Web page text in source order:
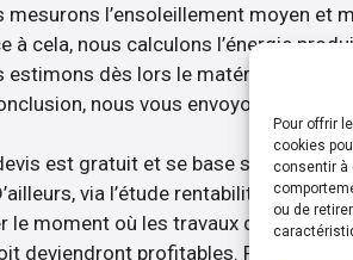
Pour offrir
cookies
consentir à
ou de
mesurons l’ensoleillement moyen et
à cela, nous calculons l’énergie
estimons dès lors le matériel le plus
nous vous envoyons notre
est gratuit et se base sur la
via l’étude rentabilité menée,
le moment où les travaux
deviendront profitables. Pour cela,